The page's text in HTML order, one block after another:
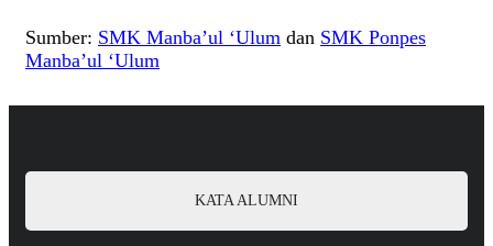
Sumber: SMK Manba’ul ‘Ulum dan SMK Ponpes
Manba’ul ‘Ulum
KATA ALUMNI